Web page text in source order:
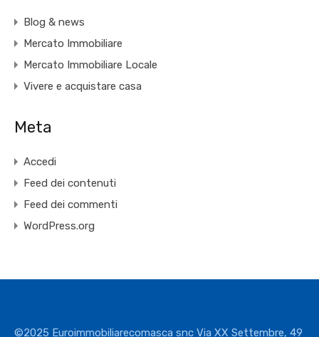
Blog & news
Mercato Immobiliare
Mercato Immobiliare Locale
Vivere e acquistare casa
Meta
Accedi
Feed dei contenuti
Feed dei commenti
WordPress.org
©2025 Euroimmobiliarecomasca snc Via XX Settembre, 49